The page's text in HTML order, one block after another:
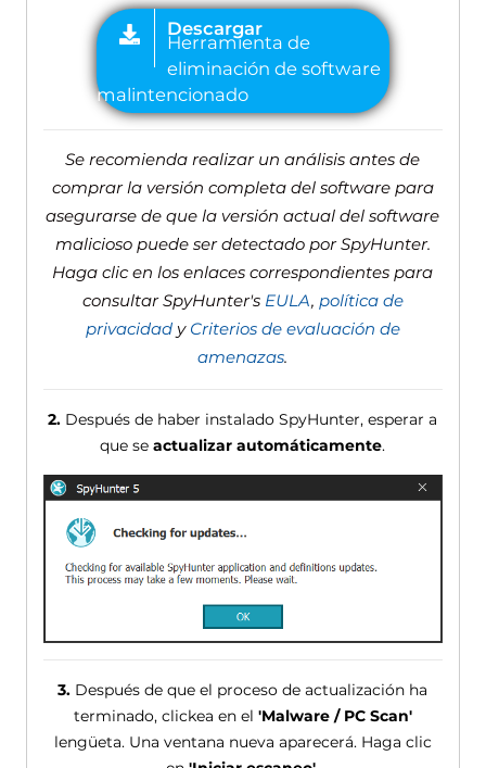
Se recomienda realizar un análisis antes de
comprar la versión completa del software para
asegurarse de que la versión actual del software
malicioso puede ser detectado por SpyHunter.
Haga clic en los enlaces correspondientes para
consultar SpyHunter's EULA, política de
privacidady Criterios de evaluación de
amenazas.
2. Después de haber instalado SpyHunter, esperar a
que seactualizar automáticamente.
3. Después de que el proceso de actualización ha
terminado, clickea en el 'Malware / PC Scan'
lengüeta. Una ventana nueva aparecerá. Haga clic